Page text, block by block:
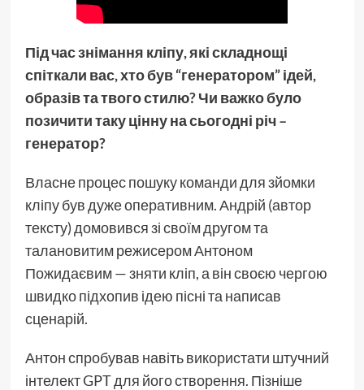
Під час знімання кліпу, які складнощі
спіткали вас, хто був “генератором” ідей,
образів та твого стилю? Чи важко було
позичити таку цінну на сьогодні річ –
генератор?
Власне процес пошуку команди для зйомки
кліпу був дуже оперативним. Андрій (автор
тексту) домовився зі своїм другом та
талановитим режисером Антоном
Пожидаєвим — зняти кліп, а він своєю чергою
швидко підхопив ідею пісні та написав
сценарій.
Антон спробував навіть використати штучний
інтелект GPT для його створення. Пізніше